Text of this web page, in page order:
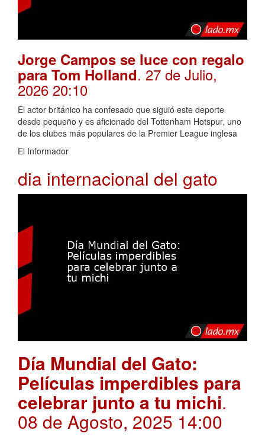
Jorge Campos se luce con regalo
para Tom Holland. 27 de Julio,
2026 20:10
El actor británico ha confesado que siguió este deporte
desde pequeño y es aficionado del Tottenham Hotspur, uno
de los clubes más populares de la Premier League inglesa
El Informador
dia internacional del gato
Día Mundial del Gato:
Películas imperdibles para
celebrar junto a tu michi.
08 de Agosto, 2025 14:00